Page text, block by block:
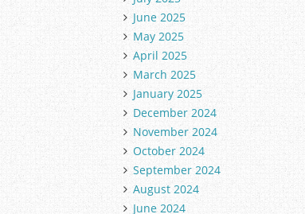
June 2025
May 2025
April 2025
March 2025
January 2025
December 2024
November 2024
October 2024
September 2024
August 2024
June 2024